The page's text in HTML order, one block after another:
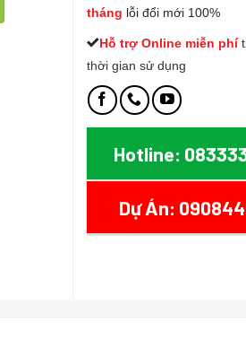
tháng lỗi đổi mới 100%
Hỗ trợ Online miễn phí t
thời gian sử dụng
Hotline:
Dự Án: